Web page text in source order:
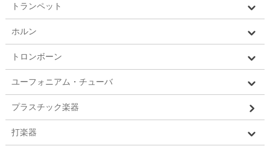
トランペット
ホルン
トロンボーン
ユーフォニアム・チューバ
プラスチック楽器
打楽器